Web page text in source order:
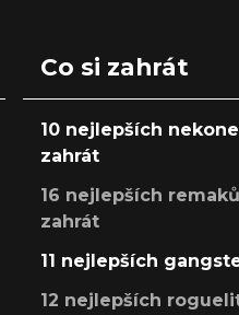
Co si zahrát
10 nejlepších
zahrát
16 nejlepších
zahrát
11 nejlepších
12 nejlepších